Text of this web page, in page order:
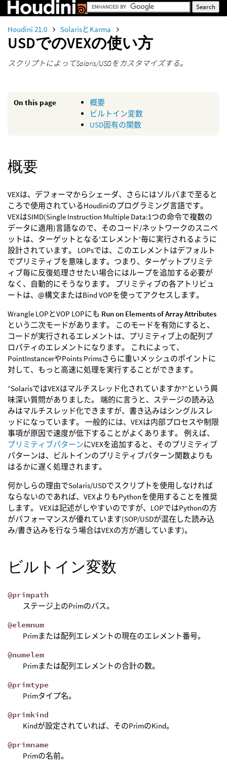
Houdini 21.0 SolarisとKarma
USDでのVEXの使い方
スクリプトによってSolaris/USDをカスタマイズする。
On this page
概要
ビルトイン変数
USD固有の関数
概要
VEXは、デフォーマからシェーダ、さらにはソルバまで至ると
ころで使用されているHoudiniのプログラミング言語です。
VEXはSIMD(Single Instruction Multiple Data:1つの命令で複数の
データに適用)言語なので、そのコード/ネットワークのスニペ
ットは、ターゲットとなる'エレメント'毎に実行されるように
設計されています。 LOPsでは、このエレメントはデフォルト
でプリミティブを意味します。つまり、ターゲットプリミテ
ィブ毎に反復処理させたい場合にはループを追加する必要が
なく、自動的にそうなります。 プリミティブの各アトリビュ
ートは、@構文またはBind VOPを使ってアクセスします。
Wrangle LOPとVOP LOPにも Run on Elements of Array Attributes
という二次モードがあります。 このモードを有効にすると、
コードが実行されるエレメントは、プリミティブ上の配列プ
ロパティのエレメントになります。 これによって、
PointInstancerやPoints Primsさらに重いメッシュのポイントに
対して、もっと高速に処理を実行することができます。
“SolarisではVEXはマルチスレッド化されていますか?”という興
味深い質問がありました。 端的に言うと、ステージの読み込
みはマルチスレッド化できますが、書き込みはシングルスレ
ッドになっています。 一般的には、VEXは内部プロセスや制限
事項が原因で速度が低下することがよくあります。 例えば、
プリミティブパターンにVEXを追加すると、そのプリミティブ
パターンは、ビルトインのプリミティブパターン関数よりも
はるかに遅く処理されます。
何かしらの理由でSolaris/USDでスクリプトを使用しなければ
ならないのであれば、VEXよりもPythonを使用することを推奨
します。 VEXは記述がしやすいのですが、LOPではPythonの方
がパフォーマンスが優れています(SOP/USDが混在した読み込
み/書き込みを行なう場合はVEXの方が適しています)。
ビルトイン変数
@primpath
ステージ上のPrimのパス。
@elemnum
Primまたは配列エレメントの現在のエレメント番号。
@numelem
Primまたは配列エレメントの合計の数。
@primtype
Primタイプ名。
@primkind
Kindが設定されていれば、そのPrimのKind。
@primname
Primの名前。